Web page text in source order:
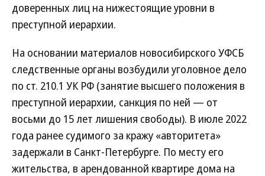
доверенных лиц на нижестоящие уровни в
преступной иерархии.
На основании материалов новосибирского УФСБ
следственные органы возбудили уголовное дело
по ст. 210.1 УК РФ (занятие высшего положения в
преступной иерархии, санкция по ней — от
восьми до 15 лет лишения свободы). В июле 2022
года ранее судимого за кражу «авторитета»
задержали в Санкт-Петербурге. По месту его
жительства, в арендованной квартире дома на